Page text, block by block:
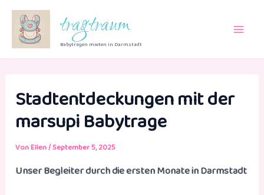
Zum
Inhalt
springen
tragtraum
Babytragen mieten in Darmstadt
Stadtentdeckungen mit der
marsupi Babytrage
VonEllen/September 5, 2025
Unser Begleiter durch die ersten Monate in Darmstadt